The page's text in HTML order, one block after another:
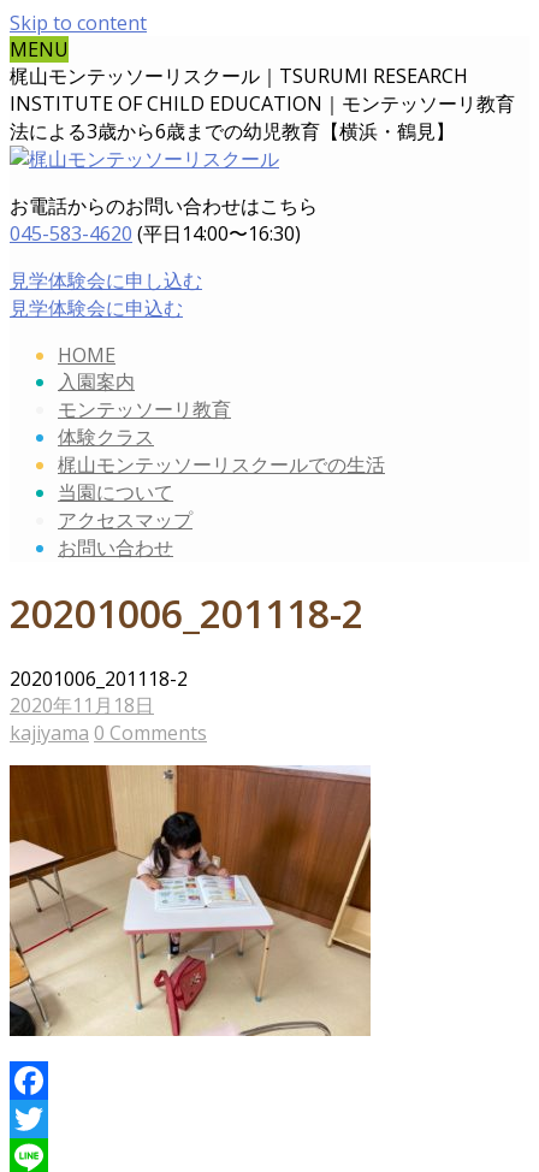
Skip to content
MENU
梶山モンテッソーリスクール｜TSURUMI RESEARCH
INSTITUTE OF CHILD EDUCATION｜ モンテッソーリ教育
法による3歳から6歳までの幼児教育【横浜・鶴見】
お電話からのお問い合わせはこちら
045-583-4620 (平日14:00〜16:30)
見学体験会に申し込む
見学体験会に申込む
HOME
入園案内
モンテッソーリ教育
体験クラス
梶山モンテッソーリスクールでの生活
当園について
アクセスマップ
お問い合わせ
20201006_201118-2
20201006_201118-2
2020年11月18日
kajiyama 0 Comments
Facebook
Twitter